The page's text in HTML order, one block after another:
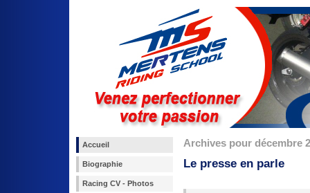
Accueil
Biographie
Racing CV - Photos
Archives pour décembre
Le presse en parle